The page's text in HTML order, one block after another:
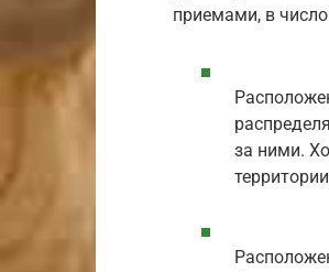
приемами, в
за ними.